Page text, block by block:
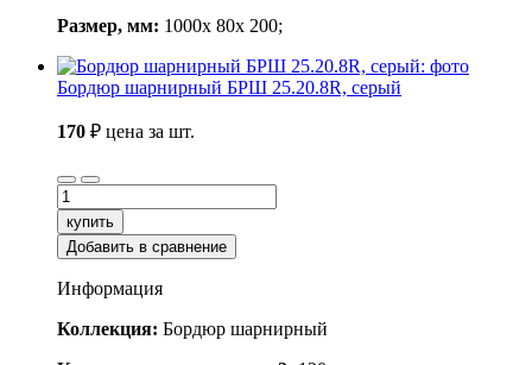
Размер, мм: 1000x 80x 200;
Бордюр шарнирный БРШ 25.20.8R, серый
170 ₽ цена за шт.
купить
Добавить в сравнение
Информация
Коллекция: Бордюр шарнирный